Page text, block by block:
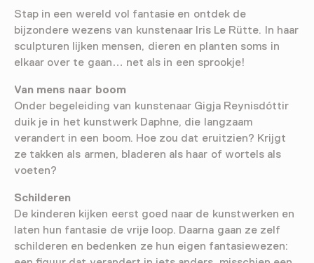
Stap in een wereld vol fantasie en ontdek de
bijzondere wezens van kunstenaar Iris Le Rütte. In haar
sculpturen lijken mensen, dieren en planten soms in
elkaar over te gaan… net als in een sprookje!
Van mens naar boom
Onder begeleiding van kunstenaar Gigja Reynisdóttir
duik je in het kunstwerk Daphne, die langzaam
verandert in een boom. Hoe zou dat eruitzien? Krijgt
ze takken als armen, bladeren als haar of wortels als
voeten?
Schilderen
De kinderen kijken eerst goed naar de kunstwerken en
laten hun fantasie de vrije loop. Daarna gaan ze zelf
schilderen en bedenken ze hun eigen fantasiewezen: